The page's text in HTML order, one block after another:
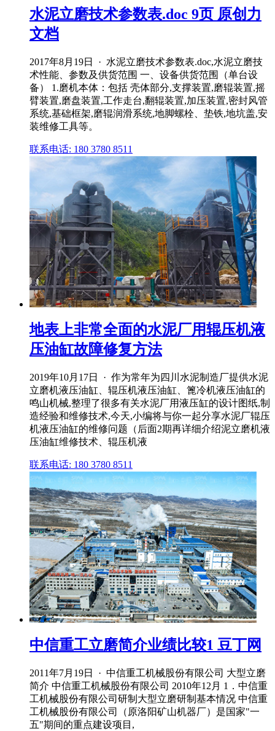
水泥立磨技术参数表.doc 9页 原创力
文档
2017年8月19日 · 水泥立磨技术参数表.doc,水泥立磨技
术性能、参数及供货范围 一、设备供货范围（单台设
备） 1.磨机本体：包括 壳体部分,支撑装置,磨辊装置,摇
臂装置,磨盘装置,工作走台,翻辊装置,加压装置,密封风管
系统,基础框架,磨辊润滑系统,地脚螺栓、垫铁,地坑盖,安
装维修工具等。
联系电话: 180 3780 8511
地表上非常全面的水泥厂用辊压机液
压油缸故障修复方法
2019年10月17日 · 作为常年为四川水泥制造厂提供水泥
立磨机液压油缸、辊压机液压油缸、篦冷机液压油缸的
鸣山机械,整理了很多有关水泥厂用液压缸的设计图纸,制
造经验和维修技术,今天,小编将与你一起分享水泥厂辊压
机液压油缸的维修问题（后面2期再详细介绍泥立磨机液
压油缸维修技术、辊压机液
联系电话: 180 3780 8511
中信重工立磨简介业绩比较1 豆丁网
2011年7月19日 · 中信重工机械股份有限公司 大型立磨
简介 中信重工机械股份有限公司 2010年12月 1．中信重
工机械股份有限公司研制大型立磨研制基本情况 中信重
工机械股份有限公司（原洛阳矿山机器厂）是国家"一
五"期间的重点建设项目,